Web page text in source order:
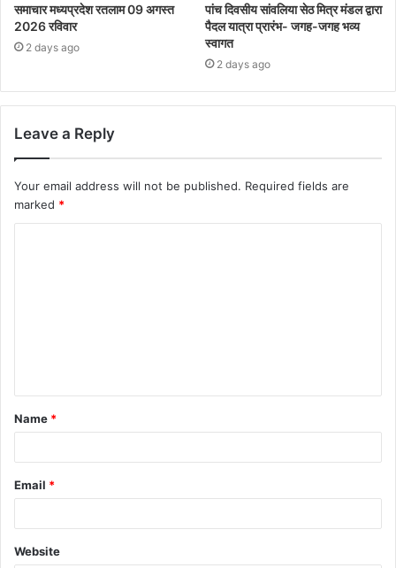
समाचार मध्यप्रदेश रतलाम 09 अगस्त
2026 रविवार
2 days ago
पांच दिवसीय सांवलिया सेठ मित्र मंडल द्वारा
पैदल यात्रा प्रारंभ- जगह-जगह भव्य
स्वागत
2 days ago
Leave a Reply
Your email address will not be published. Required fields are
marked *
Name *
Email *
Website